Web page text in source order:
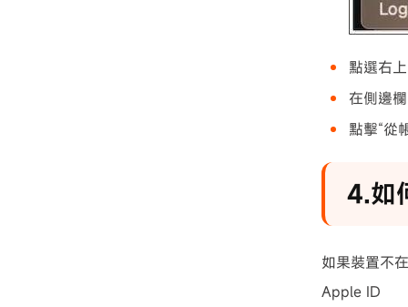
點選右
在側邊
點擊“從
4.如
如果裝置不
Apple ID